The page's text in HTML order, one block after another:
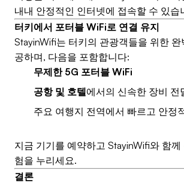
내내 안정적인 인터넷에 접속할 수 있습
터키에서 포터블 WiFi로 연결 유지
StayinWifi는 터키의 관광객들을 위한 완
공하며, 다음을 포함합니다:
무제한 5G 포터블 WiFi
공항 및 호텔에서의 신속한 장비 전
주요 여행지 전역에서 빠르고 안정
지금 기기를 예약하고 StayinWifi와 함께
험을 누리세요.
결론